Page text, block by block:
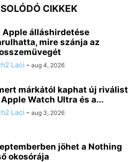
CIKKEK
Apple álláshirdetése
mire szánja az
Laci - aug 4, 2026
márkától kaphat új riválist
Watch Ultra és a...
Laci - aug 3, 2026
jöhet a Nothing
okosórája